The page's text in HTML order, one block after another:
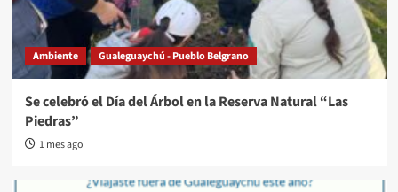
Ambiente Gualeguaychú - Pueblo Belgrano
Se celebró el Día del Árbol en la Reserva Natural “Las
Piedras”
1 mes ago